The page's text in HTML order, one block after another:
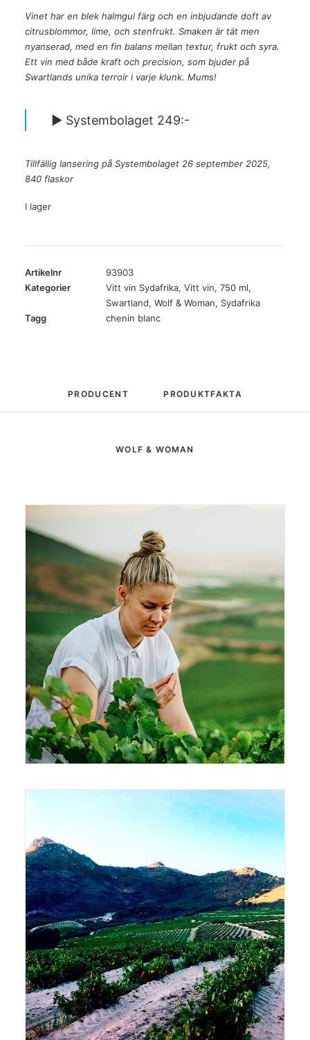
Vinet har en blek halmgul färg och en inbjudande doft av
citrusblommor, lime, och stenfrukt. Smaken är tät men
nyanserad, med en fin balans mellan textur, frukt och syra.
Ett vin med både kraft och precision, som bjuder på
Swartlands unika terroir i varje klunk. Mums!
► Systembolaget 249:-
Tillfällig lansering på Systembolaget 26 september 2025,
840 flaskor
I lager
Artikelnr
93903
Kategorier
Vitt vin Sydafrika, Vitt vin, 750 ml,
Swartland, Wolf & Woman, Sydafrika
Tagg
chenin blanc
PRODUCENT PRODUKTFAKTA
WOLF & WOMAN